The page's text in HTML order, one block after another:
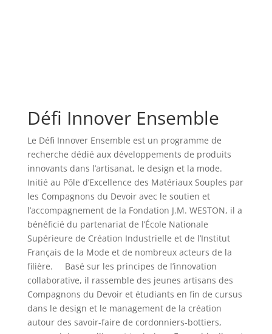
Défi Innover Ensemble
Le Défi Innover Ensemble est un programme de
recherche dédié aux développements de produits
innovants dans l’artisanat, le design et la mode.
Initié au Pôle d’Excellence des Matériaux Souples par
les Compagnons du Devoir avec le soutien et
l’accompagnement de la Fondation J.M. WESTON, il a
bénéficié du partenariat de l’École Nationale
Supérieure de Création Industrielle et de l’Institut
Français de la Mode et de nombreux acteurs de la
filière. Basé sur les principes de l’innovation
collaborative, il rassemble des jeunes artisans des
Compagnons du Devoir et étudiants en fin de cursus
dans le design et le management de la création
autour des savoir-faire de cordonniers-bottiers,